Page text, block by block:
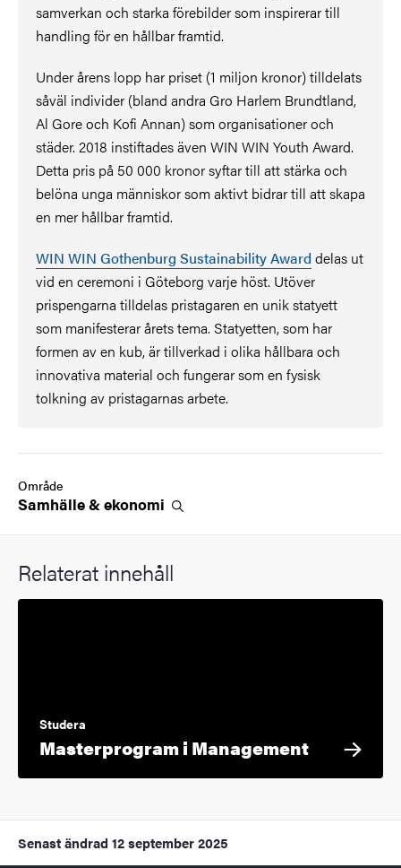
samverkan och starka förebilder som inspirerar till
handling för en hållbar framtid.
Under årens lopp har priset (1 miljon kronor) tilldelats
såväl individer (bland andra Gro Harlem Brundtland,
Al Gore och Kofi Annan) som organisationer och
städer. 2018 instiftades även WIN WIN Youth Award.
Detta pris på 50 000 kronor syftar till att stärka och
belöna unga människor som aktivt bidrar till att skapa
en mer hållbar framtid.
WIN WIN Gothenburg Sustainability Award delas ut
vid en ceremoni i Göteborg varje höst. Utöver
prispengarna tilldelas pristagaren en unik statyett
som manifesterar årets tema. Statyetten, som har
formen av en kub, är tillverkad i olika hållbara och
innovativa material och fungerar som en fysisk
tolkning av pristagarnas arbete.
Område
Samhälle &ekonomi
Relaterat innehåll
Studera
Masterprogram i Management
Senast ändrad 12 september 2025